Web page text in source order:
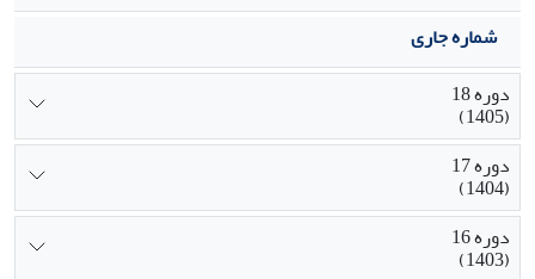
شماره جاری
دوره 18
(1405)
دوره 17
(1404)
دوره 16
(1403)